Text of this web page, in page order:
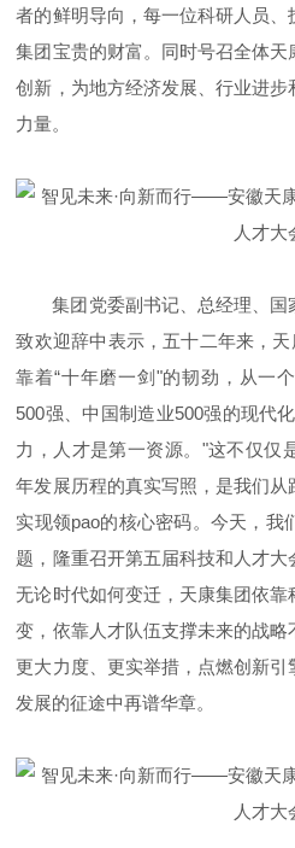
者的鲜明导向，每一位科研人员
集团宝贵的财富。同时号召全体
创新，为地方经济发展、行业进
力量。
集团党委副书记、总经理、
致欢迎辞中表示，五十二年来，天
靠着“十年磨一剑"的韧劲，从一
500强、中国制造业500强的现代
力，人才是第一资源。"这不仅仅
年发展历程的真实写照，是我们
实现领pao的核心密码。今天，我
题，隆重召开第五届科技和人才大
无论时代如何变迁，天康集团依
变，依靠人才队伍支撑未来的战略
更大力度、更实举措，点燃创新
发展的征途中再谱华章。